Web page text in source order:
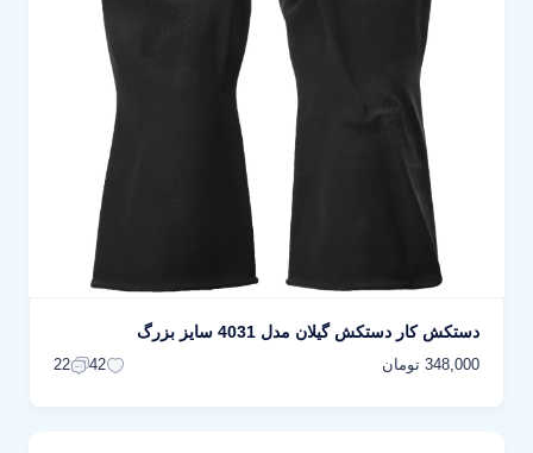
دستکش کار دستکش گیلان مدل 4031 سایز بزرگ
348,000 تومان 42
22